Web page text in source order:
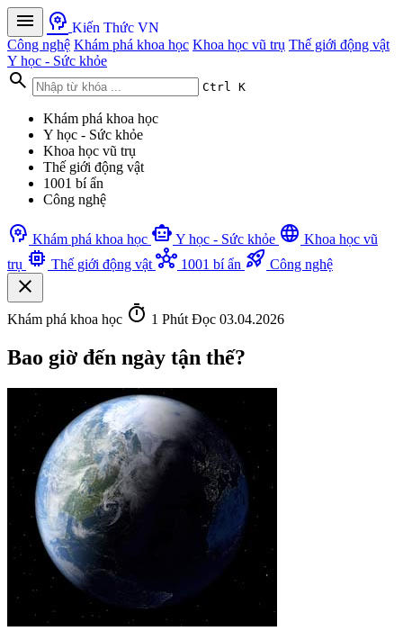
menu psychology Kiến Thức VN
Công nghệ Khám phá khoa học Khoa học vũ trụ Thế giới động vật
Y học - Sức khỏe
search Ctrl K
Khám phá khoa học
Y học - Sức khỏe
Khoa học vũ trụ
Thế giới động vật
1001 bí ẩn
Công nghệ
psychology Khám phá khoa học smart_toy Y học - Sức khỏe language Khoa học vũ
trụ memory Thế giới động vật hub 1001 bí ẩn rocket_launch Công nghệ
close
Khám phá khoa học timer 1 Phút Đọc 03.04.2026
Bao giờ đến ngày tận thế?